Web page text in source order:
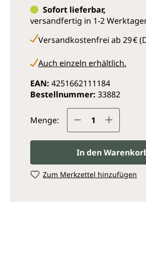
Sofort lieferbar,
versandfertig in 1-2
Versandkostenfrei ab 29 €
Auch einzeln erhältlich.
EAN: 4251662111184
Bestellnummer: 33882
Menge: Produkt
In den
Zum Merkzettel hinzufügen